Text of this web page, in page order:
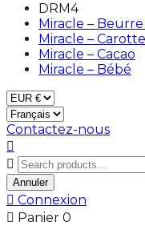
DRM4
Miracle –
Miracle – Carotte
Miracle – Cacao
Miracle – Bébé
Contactez-nous


Annuler
 Connexion
 Panier 0